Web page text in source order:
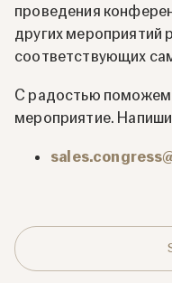
проведения
других мероприятий
соответствующих
С радостью поможем
мероприятие.